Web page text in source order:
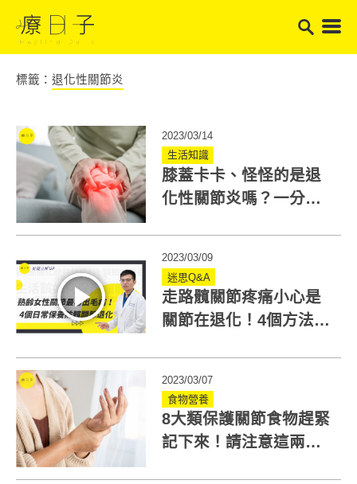
標籤： 退化性關節炎
2023/03/14
生活知識
膝蓋卡卡、怪怪的是退
化性關節炎嗎？一分鐘
2023/03/09
迷思Q&A
走路髖關節疼痛小心是
關節在退化！4個方法日
2023/03/07
食物營養
8大類保護關節食物趕緊
記下來！請注意這兩項